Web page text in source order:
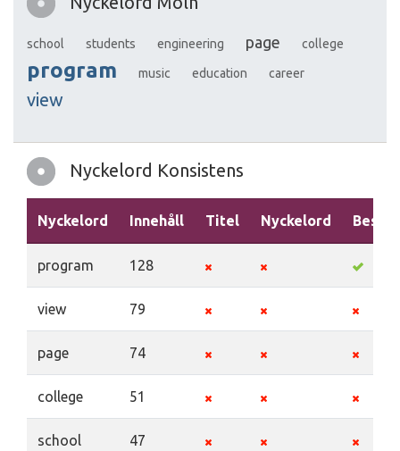
school students engineering page college
program music education career
view
Nyckelord Konsistens
Nyckelord Innehåll Titel Nyckelord
program 128
view 79
page 74
college 51
school 47